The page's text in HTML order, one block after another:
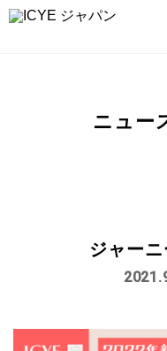
ニュー
ジャー